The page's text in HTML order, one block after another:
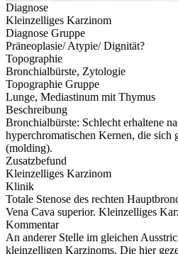
Diagnose
Kleinzelliges Karzinom
Diagnose Gruppe
Präneoplasie/ Atypie/ Dignität?
Topographie
Bronchialbürste, Zytologie
Topographie Gruppe
Lunge, Mediastinum mit Thymus
Beschreibung
Bronchialbürste: Schlecht erhaltene
hyperchromatischen Kernen, die sich
(molding).
Zusatzbefund
Kleinzelliges Karzinom
Klinik
Totale Stenose des rechten
Vena Cava superior. Kleinzelliges
Kommentar
An anderer Stelle im gleichen
kleinzelligen Karzinoms. Die hier